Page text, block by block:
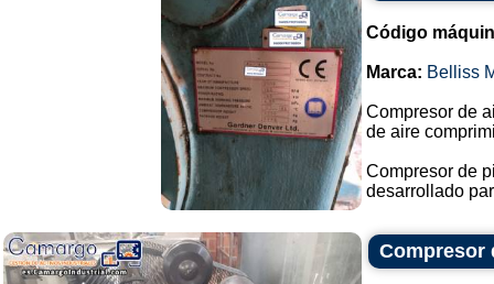
Código
Marca: Belliss
Compresor de
de aire
Compresor de
desarrollado
Compresor